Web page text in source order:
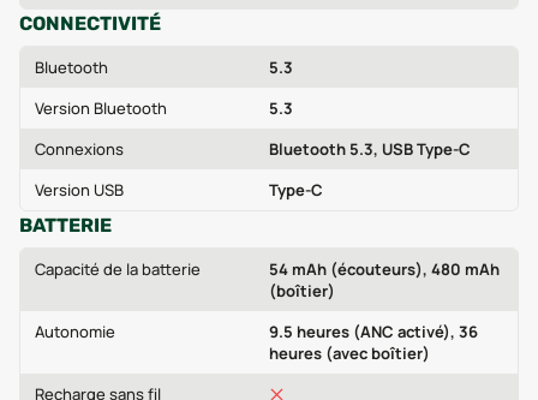
CONNECTIVITÉ
Bluetooth
5.3
Version Bluetooth
5.3
Connexions
Bluetooth 5.3, USB Type-C
Version USB
Type-C
BATTERIE
Capacité de la batterie
54 mAh (écouteurs), 480 mAh
(boîtier)
Autonomie
9.5 heures (ANC activé), 36
heures (avec boîtier)
Recharge sans fil